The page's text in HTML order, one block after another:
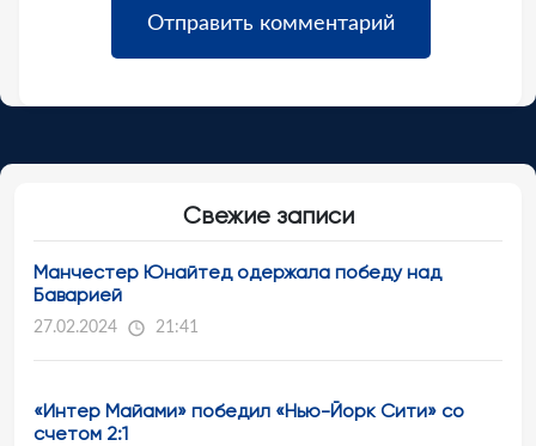
Свежие записи
Манчестер Юнайтед одержала победу над
Баварией
27.02.2024 21:41
«Интер Майами» победил «Нью-Йорк Сити» со
счетом 2:1